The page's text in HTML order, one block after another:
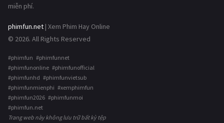
miễn phí.
phimfun.net | Xem Phim Hay Online
© 2026. All Rights Reserved
#phimfun #phimfunnet
#phimfunonline #phimfunofficial
#phimfunhd #phimfunvietsub
#phimfunmienphi #xemphimfun
#phimfun2026 #phimfunmoi
#phimfun.net
Trang web này không lưu trữ bất kỳ tệp